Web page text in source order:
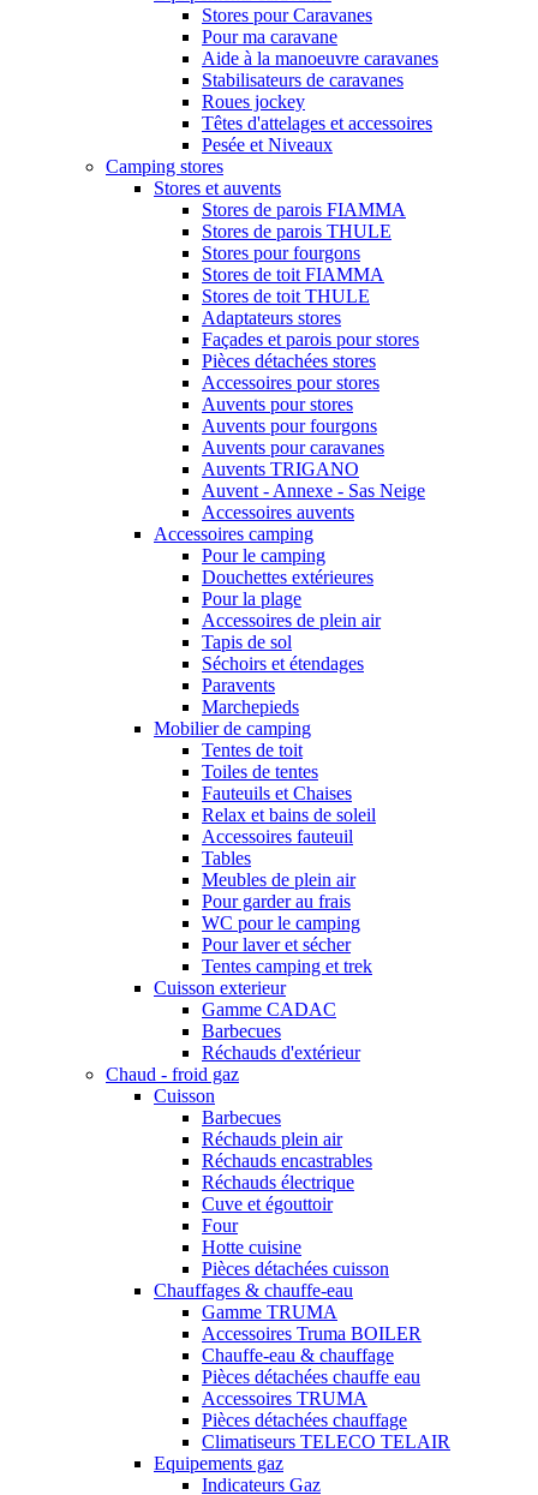
Stores pour Caravanes
Pour ma caravane
Aide à la manoeuvre caravanes
Stabilisateurs de caravanes
Roues jockey
Têtes d'attelages et accessoires
Pesée et Niveaux
Camping stores
Stores et auvents
Stores de parois FIAMMA
Stores de parois THULE
Stores pour fourgons
Stores de toit FIAMMA
Stores de toit THULE
Adaptateurs stores
Façades et parois pour stores
Pièces détachées stores
Accessoires pour stores
Auvents pour stores
Auvents pour fourgons
Auvents pour caravanes
Auvents TRIGANO
Auvent - Annexe - Sas Neige
Accessoires auvents
Accessoires camping
Pour le camping
Douchettes extérieures
Pour la plage
Accessoires de plein air
Tapis de sol
Séchoirs et étendages
Paravents
Marchepieds
Mobilier de camping
Tentes de toit
Toiles de tentes
Fauteuils et Chaises
Relax et bains de soleil
Accessoires fauteuil
Tables
Meubles de plein air
Pour garder au frais
WC pour le camping
Pour laver et sécher
Tentes camping et trek
Cuisson exterieur
Gamme CADAC
Barbecues
Réchauds d'extérieur
Chaud - froid gaz
Cuisson
Barbecues
Réchauds plein air
Réchauds encastrables
Réchauds électrique
Cuve et égouttoir
Four
Hotte cuisine
Pièces détachées cuisson
Chauffages & chauffe-eau
Gamme TRUMA
Accessoires Truma BOILER
Chauffe-eau & chauffage
Pièces détachées chauffe eau
Accessoires TRUMA
Pièces détachées chauffage
Climatiseurs TELECO TELAIR
Equipements gaz
Indicateurs Gaz